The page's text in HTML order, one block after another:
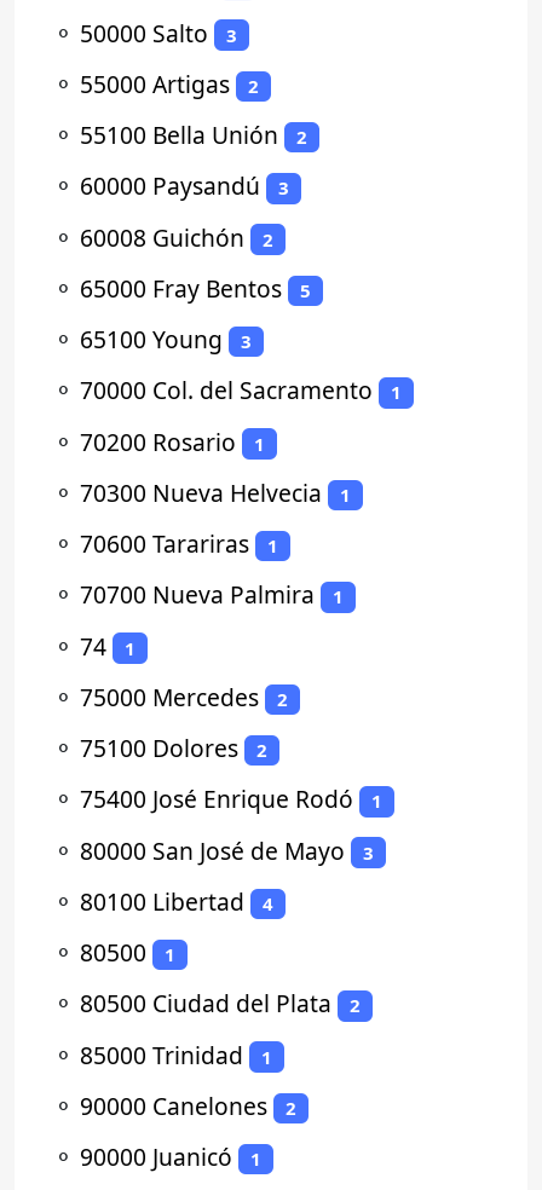
⚬ 50000 Salto 3
⚬ 55000 Artigas 2
⚬ 55100 Bella Unión 2
⚬ 60000 Paysandú 3
⚬ 60008 Guichón 2
⚬ 65000 Fray Bentos 5
⚬ 65100 Young 3
⚬ 70000 Col. del Sacramento 1
⚬ 70200 Rosario 1
⚬ 70300 Nueva Helvecia 1
⚬ 70600 Tarariras 1
⚬ 70700 Nueva Palmira 1
⚬ 74 1
⚬ 75000 Mercedes 2
⚬ 75100 Dolores 2
⚬ 75400 José Enrique Rodó 1
⚬ 80000 San José de Mayo 3
⚬ 80100 Libertad 4
⚬ 80500 1
⚬ 80500 Ciudad del Plata 2
⚬ 85000 Trinidad 1
⚬ 90000 Canelones 2
⚬ 90000 Juanicó 1